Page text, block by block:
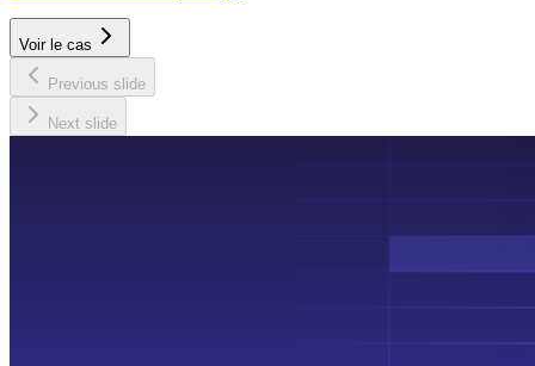
Voir le cas
Previous slide
Next slide